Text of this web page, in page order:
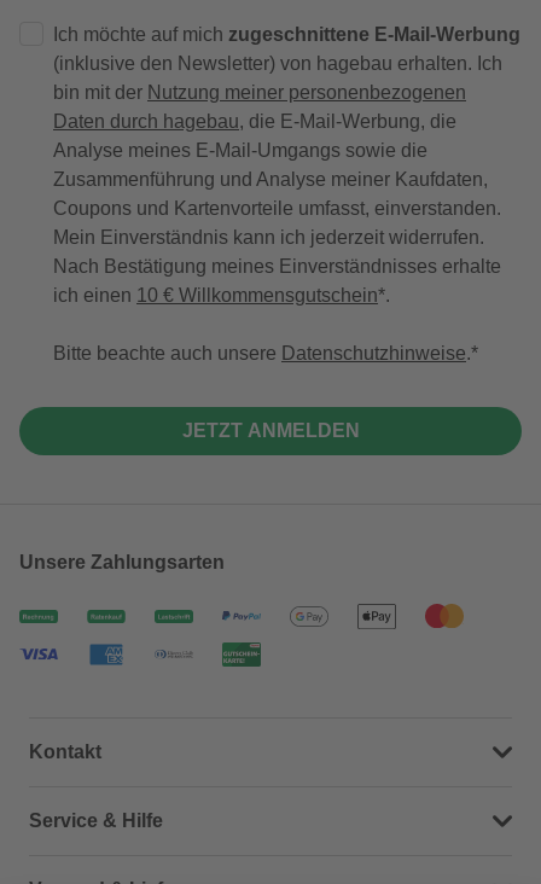
Ich möchte auf mich zugeschnittene E-Mail-Werbung
(inklusive den Newsletter) von hagebau erhalten. Ich
bin mit der Nutzung meiner personenbezogenen
Daten durch hagebau, die E-Mail-Werbung, die
Analyse meines E-Mail-Umgangs sowie die
Zusammenführung und Analyse meiner Kaufdaten,
Coupons und Kartenvorteile umfasst, einverstanden.
Mein Einverständnis kann ich jederzeit widerrufen.
Nach Bestätigung meines Einverständnisses erhalte
ich einen 10 € Willkommensgutschein*.
Bitte beachte auch unsere Datenschutzhinweise.
JETZT ANMELDEN
Unsere Zahlungsarten
Kontakt
Dein Kontakt zu uns
Service & Hilfe